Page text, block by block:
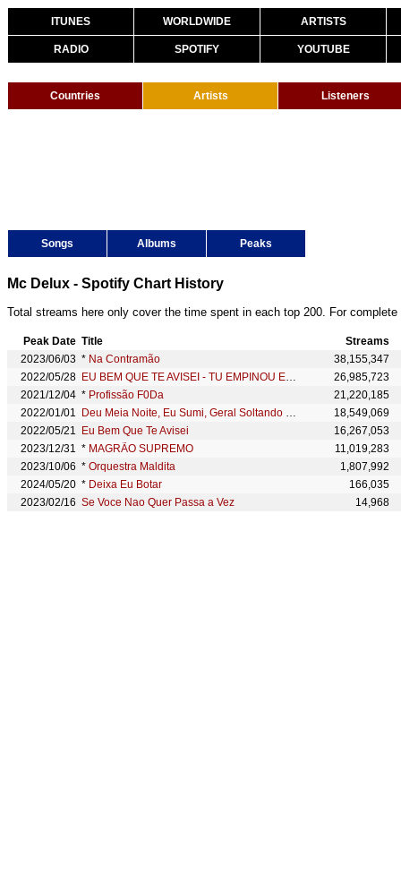
ITUNES WORLDWIDE ARTISTS
RADIO SPOTIFY YOUTUBE
Countries Artists Listeners
Songs Albums Peaks
Mc Delux - Spotify Chart History
Total streams here only cover the time spent in each top 200. For
Peak Date Title
Streams
2023/06/03 * Na Contramão
38,155,347
2022/05/28
EU BEM QUE TE AVISEI - TU EMPINOU ELE PEI
26,985,723
2021/12/04 * Profissão F0Da
21,220,185
2022/01/01
Deu Meia Noite, Eu Sumi, Geral Soltando Fogos
18,549,069
2022/05/21
Eu Bem Que Te Avisei
16,267,053
2023/12/31 * MAGRÃO SUPREMO
11,019,283
2023/10/06 * Orquestra Maldita
1,807,992
2024/05/20 * Deixa Eu Botar
166,035
2023/02/16 Se Voce Nao Quer Passa a Vez 14,968